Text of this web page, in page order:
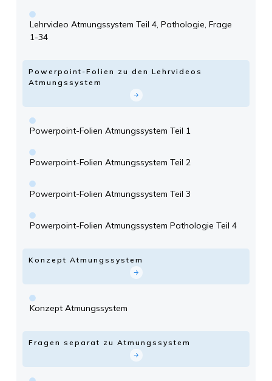
Lehrvideo Atmungssystem Teil 4, Pathologie, Frage
1-34
Powerpoint-Folien zu den Lehrvideos
Atmungssystem
Powerpoint-Folien Atmungssystem Teil 1
Powerpoint-Folien Atmungssystem Teil 2
Powerpoint-Folien Atmungssystem Teil 3
Powerpoint-Folien Atmungssystem Pathologie Teil 4
Konzept Atmungssystem
Konzept Atmungssystem
Fragen separat zu Atmungssystem